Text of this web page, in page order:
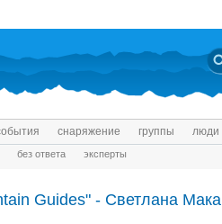
снаряжение группы люди
без ответа эксперты
Guides" - Светлана